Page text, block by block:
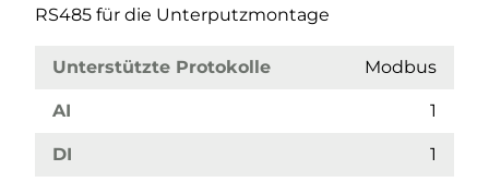
RS485 für die Unterputzmontage
Unterstützte Protokolle Modbus
AI 1
DI 1